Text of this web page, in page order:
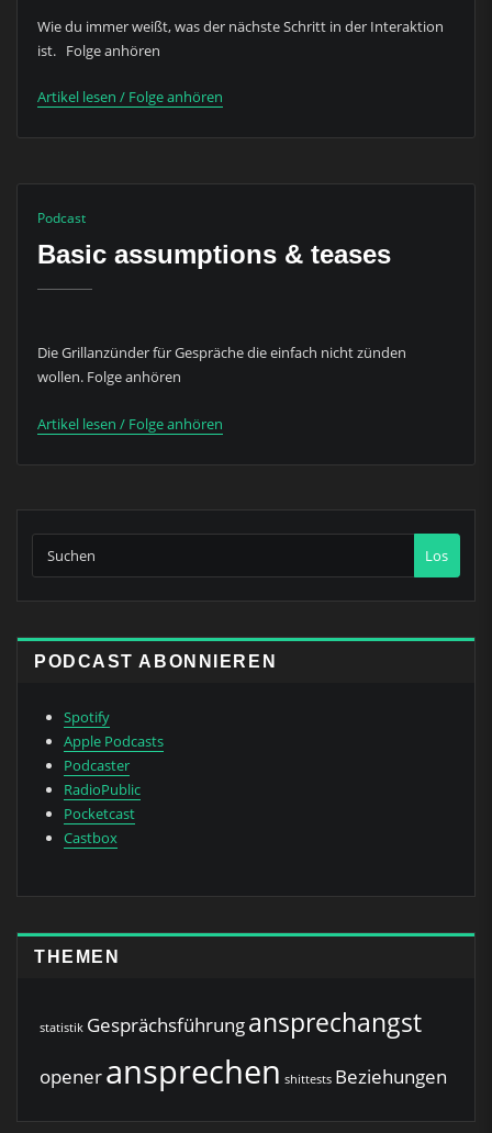
Wie du immer weißt, was der nächste Schritt in der Interaktion
ist. Folge anhören
Artikel lesen / Folge anhören
Podcast
Basic assumptions & teases
Die Grillanzünder für Gespräche die einfach nicht zünden
wollen. Folge anhören
Artikel lesen / Folge anhören
Los
PODCAST ABONNIEREN
Spotify
Apple Podcasts
Podcaster
RadioPublic
Pocketcast
Castbox
THEMEN
statistik Gesprächsführungansprechangst
openeransprechen shittests Beziehungen